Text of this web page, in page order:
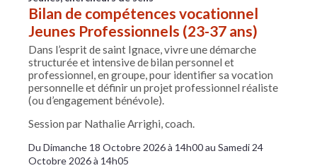
Bilan de compétences vocationnel
Jeunes Professionnels (23-37 ans)
Dans l’esprit de saint Ignace, vivre une démarche
structurée et intensive de bilan personnel et
professionnel, en groupe, pour identifier sa vocation
personnelle et définir un projet professionnel réaliste
(ou d’engagement bénévole).
Session par Nathalie Arrighi, coach.
Du Dimanche 18 Octobre 2026 à 14h00 au Samedi 24
Octobre 2026 à 14h05